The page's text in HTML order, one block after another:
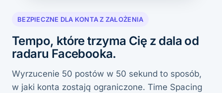
BEZPIECZNE DLA KONTA Z ZAŁOŻENIA
Tempo, które trzyma Cię z dala od
radaru Facebooka.
Wyrzucenie 50 postów w 50 sekund to sposób,
w jaki konta zostają ograniczone. Time Spacing